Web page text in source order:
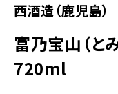
西酒造（鹿児島）
富乃宝山（と
720ml